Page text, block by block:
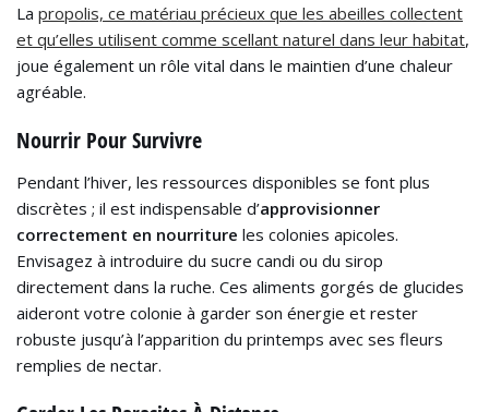
La propolis, ce matériau précieux que les abeilles collectent
et qu’elles utilisent comme scellant naturel dans leur habitat,
joue également un rôle vital dans le maintien d’une chaleur
agréable.
Nourrir Pour Survivre
Pendant l’hiver, les ressources disponibles se font plus
discrètes ; il est indispensable d’approvisionner
correctement en nourriture les colonies apicoles.
Envisagez à introduire du sucre candi ou du sirop
directement dans la ruche. Ces aliments gorgés de glucides
aideront votre colonie à garder son énergie et rester
robuste jusqu’à l’apparition du printemps avec ses fleurs
remplies de nectar.